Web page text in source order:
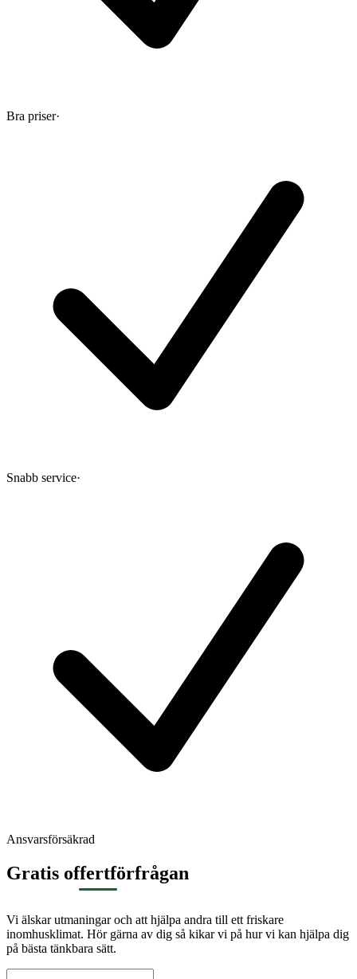
Bra priser·
Snabb service·
Ansvarsförsäkrad
Gratis offertförfrågan
Vi älskar utmaningar och att hjälpa andra till ett friskare
inomhusklimat. Hör gärna av dig så kikar vi på hur vi kan hjälpa dig
på bästa tänkbara sätt.